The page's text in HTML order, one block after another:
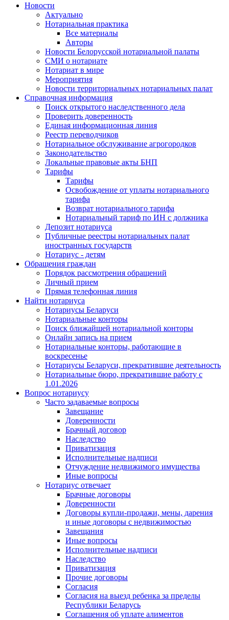
Новости
Актуально
Нотариальная практика
Все материалы
Авторы
Новости Белорусской нотариальной палаты
СМИ о нотариате
Нотариат в мире
Мероприятия
Новости территориальных нотариальных палат
Справочная информация
Поиск открытого наследственного дела
Проверить доверенность
Единая информационная линия
Реестр переводчиков
Нотариальное обслуживание агрогородков
Законодательство
Локальные правовые акты БНП
Тарифы
Тарифы
Освобождение от уплаты нотариального
тарифа
Возврат нотариального тарифа
Нотариальный тариф по ИН с должника
Депозит нотариуса
Публичные реестры нотариальных палат
иностранных государств
Нотариус - детям
Обращения граждан
Порядок рассмотрения обращений
Личный прием
Прямая телефонная линия
Найти нотариуса
Нотариусы Беларуси
Нотариальные конторы
Поиск ближайшей нотариальной конторы
Онлайн запись на прием
Нотариальные конторы, работающие в
воскресенье
Нотариусы Беларуси, прекратившие деятельность
Нотариальные бюро, прекратившие работу с
1.01.2026
Вопрос нотариусу
Часто задаваемые вопросы
Завещание
Доверенности
Брачный договор
Наследство
Приватизация
Исполнительные надписи
Отчуждение недвижимого имущества
Иные вопросы
Нотариус отвечает
Брачные договоры
Доверенности
Договоры купли-продажи, мены, дарения
и иные договоры с недвижимостью
Завещания
Иные вопросы
Исполнительные надписи
Наследство
Приватизация
Прочие договоры
Согласия
Согласия на выезд ребенка за пределы
Республики Беларусь
Соглашения об уплате алиментов